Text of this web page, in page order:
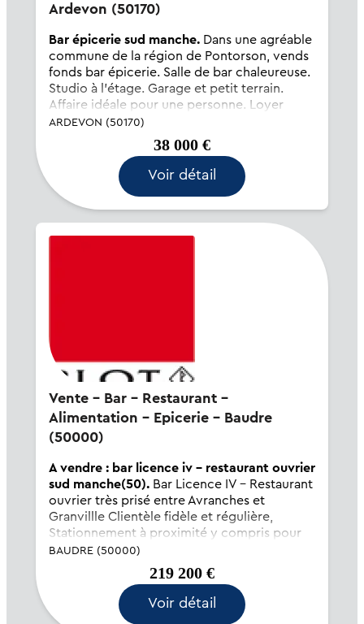
Ardevon (50170)
Bar épicerie sud manche.Dans une agréable
commune de la région de Pontorson, vends
fonds bar épicerie. Salle de bar chaleureuse.
Studio à l'étage. Garage et petit terrain.
Affaire idéale pour une personne. Loyer
mensuel de 600 . Possibilité vente des murs.
ARDEVON (50170)
38 000 €
Voir détail
Vente - Bar - Restaurant -
Alimentation - Epicerie - Baudre
(50000)
A vendre : bar licence iv - restaurant ouvrier
sud manche(50).Bar Licence IV - Restaurant
ouvrier très prisé entre Avranches et
Granvillle Clientèle fidèle et régulière,
Stationnement à proximité y compris pour
camions. 55 couverts en intérieur et terrasse
couverte 45 couverts - Cuisine très bien
équipée. Appar...
BAUDRE (50000)
219 200 €
Voir détail